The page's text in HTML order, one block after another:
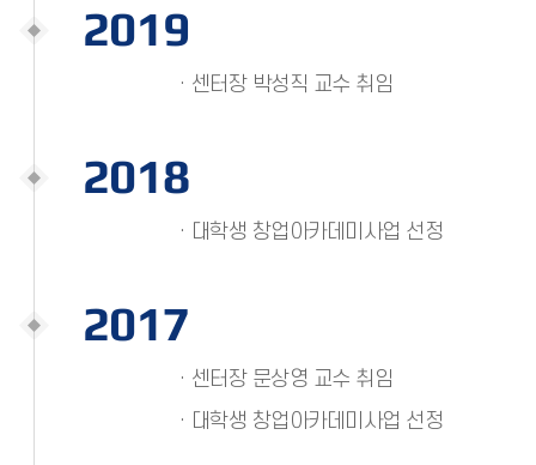
2019
· 센터장 박성직 교수 취임
2018
· 대학생 창업아카데미사업 선정
2017
· 센터장 문상영 교수 취임
· 대학생 창업아카데미사업 선정